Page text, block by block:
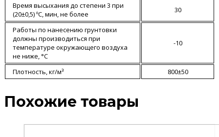
Время высыхания до степени 3 при
(20±0,5) ºС, мин, не более
30
Работы по нанесению грунтовки
должны производиться при
температуре окружающего воздуха
не ниже, °С
-10
Плотность, кг/м³ 800±50
Похожие товары